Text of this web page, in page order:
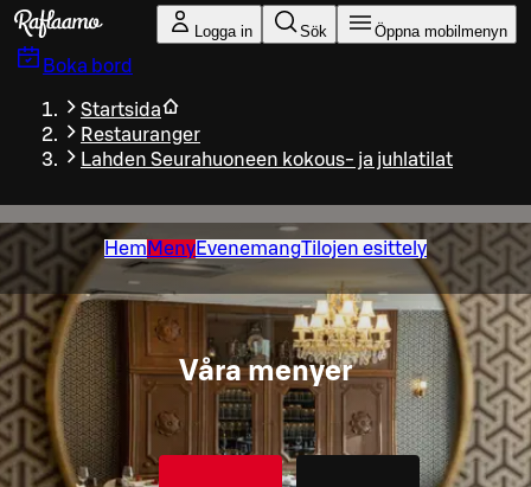
Gå till huvudinnehållet
Logga in Sök Öppna mobilmenyn
Boka bord
Startsida
Restauranger
Lahden Seurahuoneen kokous- ja juhlatilat
Hem MenyEvenemangTilojen esittely
Våra menyer